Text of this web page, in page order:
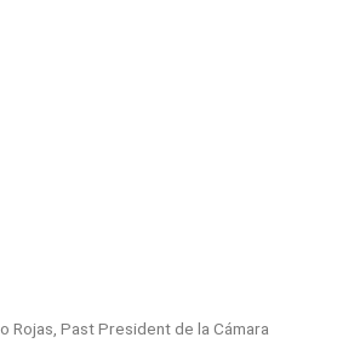
Rojas, Past President de la Cámara